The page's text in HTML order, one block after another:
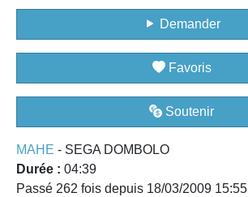
Demander
Favoris
Soutenir
MAHE - SEGA DOMBOLO
Durée : 04:39
Passé 262 fois depuis 18/03/2009 15:55